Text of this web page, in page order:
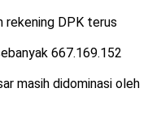
rekening DPK terus
667.169.152
masih didominasi oleh